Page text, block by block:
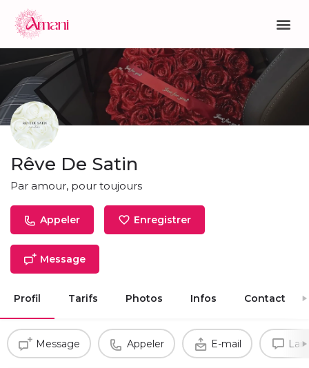
Rêve De Satin
Par amour, pour toujours
Appeler Enregistrer
Message
Profil Tarifs Photos Infos Contact
Message Appeler E-mail